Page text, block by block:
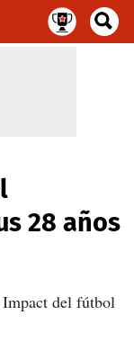
28 años
del fútbol